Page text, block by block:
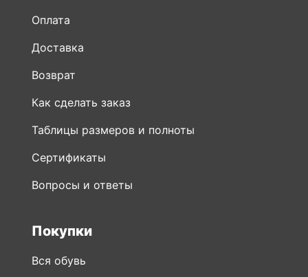
Оплата
Доставка
Возврат
Как сделать заказ
Таблицы размеров и полноты
Сертификаты
Вопросы и ответы
Покупки
Вся обувь